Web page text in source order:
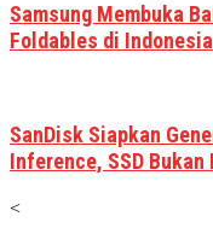
Samsung Membuka
Foldables di Indonesia
SanDisk Siapkan
Inference, SSD
<